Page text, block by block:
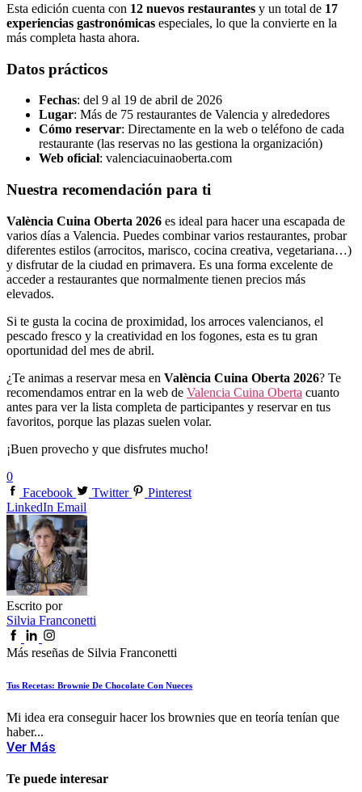
Esta edición cuenta con 12 nuevos restaurantes y un total de 17
experiencias gastronómicas especiales, lo que la convierte en la
más completa hasta ahora.
Datos prácticos
Fechas: del 9 al 19 de abril de 2026
Lugar: Más de 75 restaurantes de Valencia y alrededores
Cómo reservar: Directamente en la web o teléfono de cada
restaurante (las reservas no las gestiona la organización)
Web oficial: valenciacuinaoberta.com
Nuestra recomendación para ti
València Cuina Oberta 2026 es ideal para hacer una escapada de
varios días a Valencia. Puedes combinar varios restaurantes, probar
diferentes estilos (arrocitos, marisco, cocina creativa, vegetariana…)
y disfrutar de la ciudad en primavera. Es una forma excelente de
acceder a restaurantes que normalmente tienen precios más
elevados.
Si te gusta la cocina de proximidad, los arroces valencianos, el
pescado fresco y la creatividad en los fogones, esta es tu gran
oportunidad del mes de abril.
¿Te animas a reservar mesa en València Cuina Oberta 2026? Te
recomendamos entrar en la web de Valencia Cuina Oberta cuanto
antes para ver la lista completa de participantes y reservar en tus
favoritos, porque las plazas suelen volar.
¡Buen provecho y que disfrutes mucho!
0
Facebook
Twitter
Pinterest
LinkedIn Email
Escrito por
Silvia Franconetti
Más reseñas de Silvia Franconetti
Tus Recetas: Brownie De Chocolate Con Nueces
Mi idea era conseguir hacer los brownies que en teoría tenían que
haber...
Ver Más
Te puede interesar